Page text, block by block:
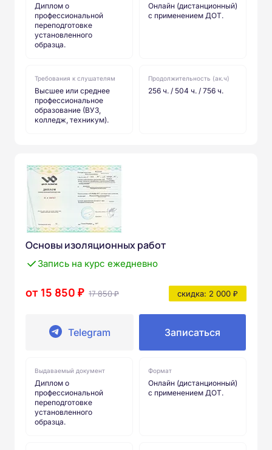
Диплом о
профессиональной
переподготовке
установленного
образца.
Онлайн (дистанционный)
с применением ДОТ.
Требования к слушателям
Высшее или среднее
профессиональное
образование (ВУЗ,
колледж, техникум).
Продолжительность (ак.ч)
256 ч. / 504 ч. / 756 ч.
Основы изоляционных работ
Запись на курс ежедневно
от 15 850 ₽ 17 850 ₽ скидка: 2 000 ₽
Telegram Записаться
Выдаваемый документ
Диплом о
профессиональной
переподготовке
установленного
образца.
Формат
Онлайн (дистанционный)
с применением ДОТ.